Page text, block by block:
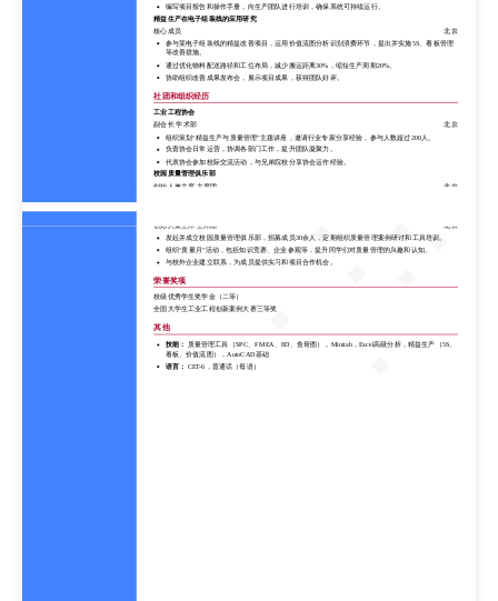
编写项目报告和操作手册，向生产团队进行培训，确保系统可持续运行。
精益生产在电子组装线的应用研究
核心成员
北京
参与某电子组装线的精益改善项目，运用价值流图分析识别浪费环节，提出并实施5S、看板管理
等改善措施。
通过优化物料配送路径和工位布局，减少搬运距离30%，缩短生产周期20%。
协助组织改善成果发布会，展示项目成果，获得团队好评。
社团和组织经历
工业工程协会
副会长 学术部
北京
组织策划“精益生产与质量管理”主题讲座，邀请行业专家分享经验，参与人数超过200人。
负责协会日常运营，协调各部门工作，提升团队凝聚力。
代表协会参加校际交流活动，与兄弟院校分享协会运作经验。
校园质量管理俱乐部
创始人兼主席 主席团
北京
荣誉奖项
校级优秀学生奖学金（二等）
其他
技能： 质量管理工具（SPC、FMEA、8D、鱼骨图），Minitab，Excel高级分析，精益生产（5S、
看板、价值流图），AutoCAD基础
语言：
立控制图，实现过程异常实时预警。
通过分析历史数据，确定控制限和规格限，优化抽样方案，使过程能力指数（Cpk）从1.0提升至
1.33。
编写项目报告和操作手册，向生产团队进行培训，确保系统可持续运行。
精益生产在电子组装线的应用研究
核心成员
参与某电子组装线的精益改善项目，运用价值流图分析识别浪费环节，提出并实施5S、看板管理
等改善措施。
通过优化物料配送路径和工位布局，减少搬运距离30%，缩短生产周期20%。
协助组织改善成果发布会，展示项目成果，获得团队好评。
社团和组织经历
工业工程协会
副会长 学术部
组织策划“精益生产与质量管理”主题讲座，邀请行业专家分享经验，参与人数超过200人。
负责协会日常运营，协调各部门工作，提升团队凝聚力。
创始人兼主席 主席团
北京
发起并成立校园质量管理俱乐部，招募成员30余人，定期组织质量管理案例研讨和工具培训。
组织“质量月”活动，包括知识竞赛、企业参观等，提升同学们对质量管理的兴趣和认知。
与校外企业建立联系，为成员提供实习和项目合作机会。
荣誉奖项
校级优秀学生奖学金（二等）
全国大学生工业工程创新案例大赛三等奖
其他
技能： 质量管理工具（SPC、FMEA、8D、鱼骨图），Minitab，Excel高级分析，精益生产（5S、
看板、价值流图），AutoCAD基础
语言： CET-6，普通话（母语）